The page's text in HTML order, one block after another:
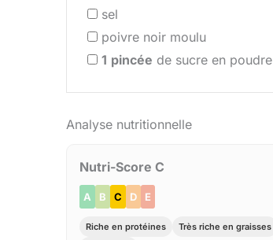
sel
poivre noir moulu
1 pincée de sucre en poudre
Analyse nutritionnelle
Nutri-Score C
A B C D E
Riche en protéines Très riche en graisses